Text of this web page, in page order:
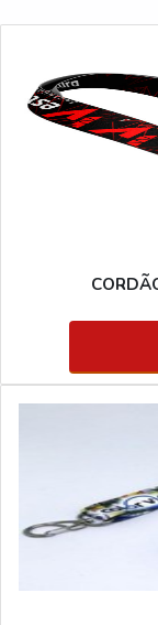
informações
das empresas a